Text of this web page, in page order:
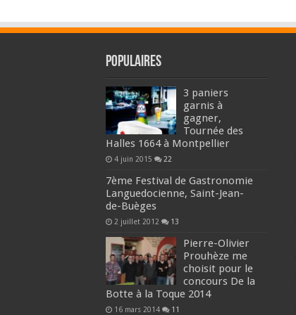
Populaires
3 paniers
garnis à
gagner,
Tournée des
Halles 1664 à Montpellier
4 juin 2015 22
7ème Festival de Gastronomie
Languedocienne, Saint-Jean-
de-Buèges
2 juillet 2012 13
Pierre-Olivier
Prouhèze me
choisit pour le
concours De la
Botte à la Toque 2014
16 mars 2014 11